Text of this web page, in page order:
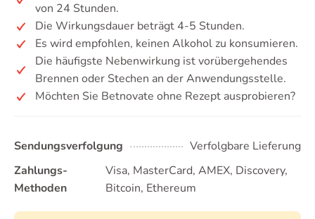
von 24 Stunden.
Die Wirkungsdauer beträgt 4-5 Stunden.
Es wird empfohlen, keinen Alkohol zu konsumieren.
Die häufigste Nebenwirkung ist vorübergehendes
Brennen oder Stechen an der Anwendungsstelle.
Möchten Sie Betnovate ohne Rezept ausprobieren?
Sendungsverfolgung
Verfolgbare Lieferung
Zahlungs-
Methoden
Visa, MasterCard, AMEX, Discovery,
Bitcoin, Ethereum